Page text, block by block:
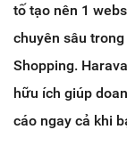
tố tạo nên 1
chuyên sâu
Shopping.
hữu ích giúp
cáo ngay cả khi